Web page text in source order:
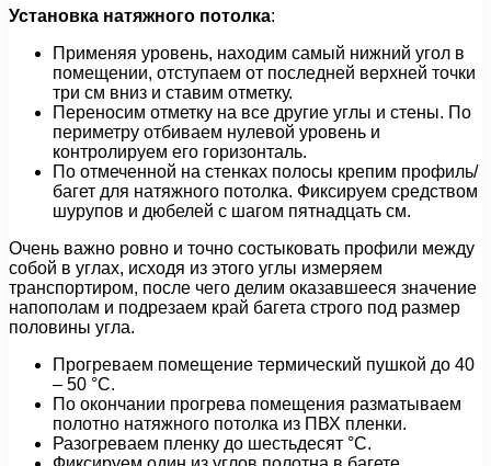
Установка натяжного потолка:
Применяя уровень, находим самый нижний угол в
помещении, отступаем от последней верхней точки
три см вниз и ставим отметку.
Переносим отметку на все другие углы и стены. По
периметру отбиваем нулевой уровень и
контролируем его горизонталь.
По отмеченной на стенках полосы крепим профиль/
багет для натяжного потолка. Фиксируем средством
шурупов и дюбелей с шагом пятнадцать см.
Очень важно ровно и точно состыковать профили между
собой в углах, исходя из этого углы измеряем
транспортиром, после чего делим оказавшееся значение
напополам и подрезаем край багета строго под размер
половины угла.
Прогреваем помещение термический пушкой до 40
– 50 °С.
По окончании прогрева помещения разматываем
полотно натяжного потолка из ПВХ пленки.
Разогреваем пленку до шестьдесят °С.